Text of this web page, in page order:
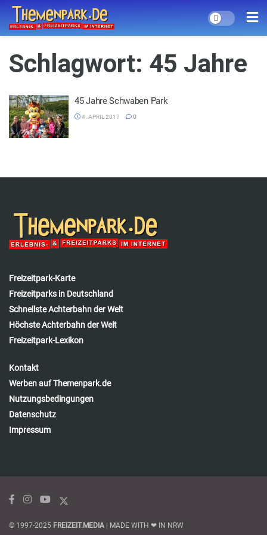
Schlagwort: 45 Jahre
45 Jahre Schwaben Park
4. APRIL 2017 0
Freizeitpark-Karte
Freizeitparks in Deutschland
Schnellste Achterbahn der Welt
Höchste Achterbahn der Welt
Freizeitpark-Lexikon
Kontakt
Werben auf Themenpark.de
Nutzungsbedingungen
Datenschutz
Impressum
© 1997-2025 FREIZEIT.MEDIA | MADE WITH ❤ IN NRW